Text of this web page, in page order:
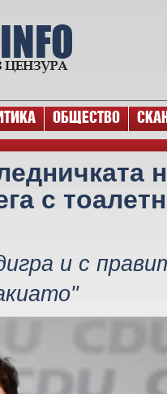
ОБЩЕСТВО
с
и с